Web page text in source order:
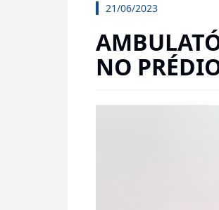
21/06/2023
NO